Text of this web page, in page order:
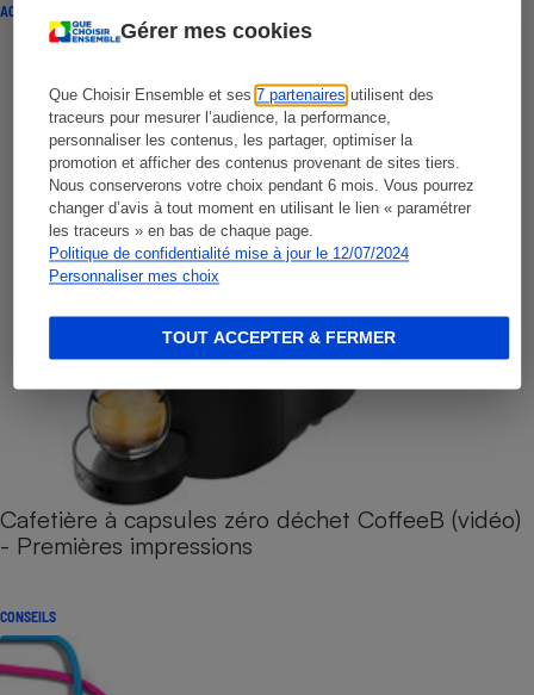
Gérer mes cookies
Que Choisir Ensemble et ses7 partenaires utilisent des
traceurs pour mesurer l’audience, la performance,
personnaliser les contenus, les partager, optimiser la
promotion et afficher des contenus provenant de sites tiers.
Nous conserverons votre choix pendant 6 mois. Vous pourrez
changer d’avis à tout moment en utilisant le lien « paramétrer
les traceurs » en bas de chaque page.
Politique de confidentialité mise à jour le 12/07/2024
Personnaliser mes choix
TOUT ACCEPTER & FERMER
ACTUALITÉ
Cafetière à capsules zéro déchet CoffeeB (vidéo)
- Premières impressions
CONSEILS